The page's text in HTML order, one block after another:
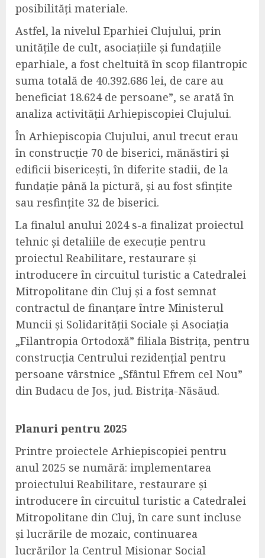
posibilități materiale.
Astfel, la nivelul Eparhiei Clujului, prin
unitățile de cult, asociațiile și fundațiile
eparhiale, a fost cheltuită în scop filantropic
suma totală de 40.392.686 lei, de care au
beneficiat 18.624 de persoane”, se arată în
analiza activității Arhiepiscopiei Clujului.
În Arhiepiscopia Clujului, anul trecut erau
în construcție 70 de biserici, mănăstiri şi
edificii bisericești, în diferite stadii, de la
fundație până la pictură, și au fost sfințite
sau resfințite 32 de biserici.
La finalul anului 2024 s-a finalizat proiectul
tehnic și detaliile de execuție pentru
proiectul Reabilitare, restaurare și
introducere în circuitul turistic a Catedralei
Mitropolitane din Cluj și a fost semnat
contractul de finanțare între Ministerul
Muncii și Solidarității Sociale și Asociația
„Filantropia Ortodoxă” filiala Bistrița, pentru
construcția Centrului rezidențial pentru
persoane vârstnice „Sfântul Efrem cel Nou”
din Budacu de Jos, jud. Bistrița-Năsăud.
Planuri pentru 2025
Printre proiectele Arhiepiscopiei pentru
anul 2025 se numără: implementarea
proiectului Reabilitare, restaurare și
introducere în circuitul turistic a Catedralei
Mitropolitane din Cluj, în care sunt incluse
și lucrările de mozaic, continuarea
lucrărilor la Centrul Misionar Social